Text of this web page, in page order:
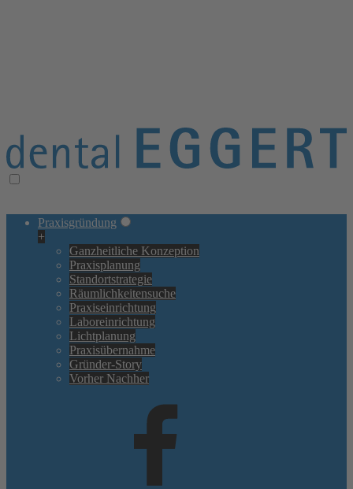
Praxisgründung
+
Ganzheitliche Konzeption
Praxisplanung
Standortstrategie
Räumlichkeitensuche
Praxiseinrichtung
Laboreinrichtung
Lichtplanung
Praxisübernahme
Gründer-Story
Vorher Nachher